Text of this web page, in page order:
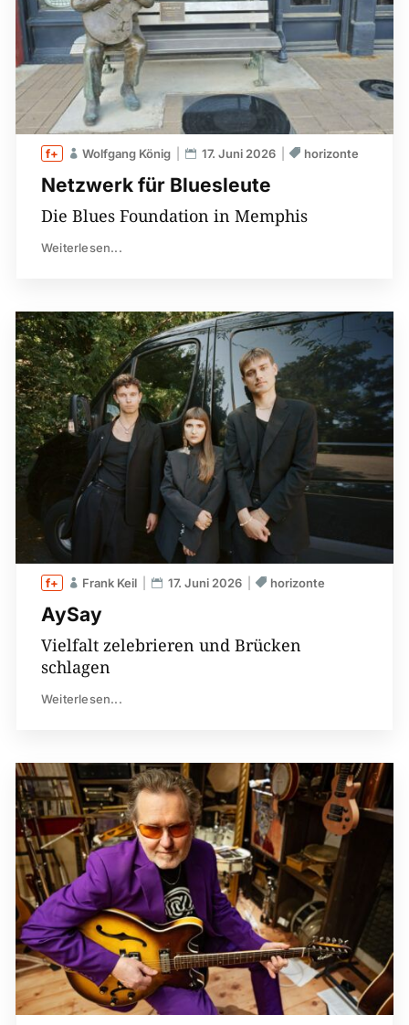
Netzwerk für Bluesleute
Wolfgang König 17. Juni 2026 horizonte
Die Blues Foundation in Memphis
Weiterlesen...
AySay
Frank Keil 17. Juni 2026 horizonte
Vielfalt zelebrieren und Brücken
schlagen
Weiterlesen...